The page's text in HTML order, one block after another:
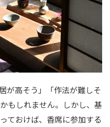
が高そう」「作法が難しそ
もしれません。しかし、基
ておけば、香席に参加する